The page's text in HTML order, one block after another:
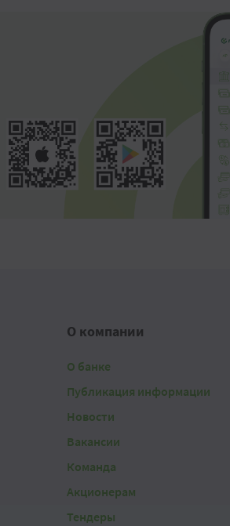
О компании
О банке
Публикация информации
Новости
Вакансии
Команда
Акционерам
Тендеры